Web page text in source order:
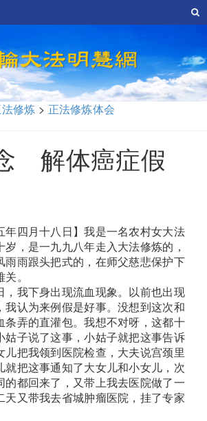
修炼 > 正法修炼体会
解体癌症假
年四月十八日】我是一名农村女大法
，是一九九八年走入大法修炼的，
雨雨跟头把式的，在师父慈悲保护下
。
，我下身出现流血现象。以前也出现
我认为来例假是好事。没想到这次和
条弄的直灌包。我想不对呀，这都十
姑子说了这事，小姑子就把这事告诉
儿把我领到医院检查，大夫说宫颈里
就把这事通知了大女儿和小女儿，次
的都回来了，又带上我去医院做了一
天又带我去省城肿瘤医院，挂了专家